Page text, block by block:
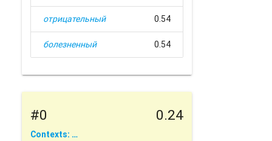
отрицательный 0.54
болезненный 0.54
#0 0.24
Contexts: …